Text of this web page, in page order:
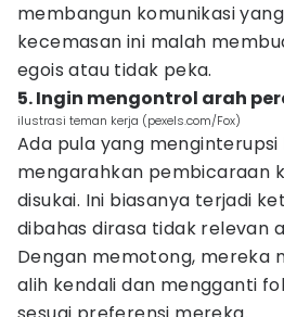
membangun komunikasi
kecemasan ini malah
egois atau tidak peka.
5. Ingin mengontrol arah
ilustrasi teman kerja (pexels.com/Fox)
Ada pula yang
mengarahkan pembicaraan
disukai. Ini biasanya terjadi
dibahas dirasa tidak relevan
Dengan memotong, mereka
alih kendali dan mengganti